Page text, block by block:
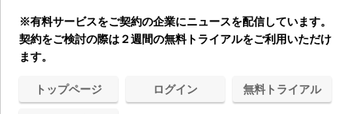
※有料サービスをご契約の企業にニュースを配信しています。
契約をご検討の際は２週間の無料トライアルをご利用いただけ
ます。
トップページ ログイン 無料トライアル